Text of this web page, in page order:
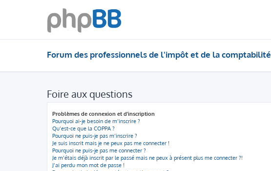
Forum des professionnels de l'impôt et de la comptabilité
Foire aux questions
Problèmes de connexion et d’inscription
Pourquoi ai-je besoin de m’inscrire ?
Qu’est-ce que la COPPA ?
Pourquoi ne puis-je pas m’inscrire ?
Je suis inscrit mais je ne peux pas me connecter !
Pourquoi ne puis-je pas me connecter ?
Je m’étais déjà inscrit par le passé mais ne peux à présent plus me connecter ?!
J’ai perdu mon mot de passe !